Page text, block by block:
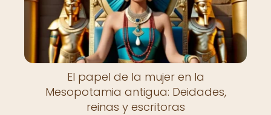
El papel de la mujer en la
Mesopotamia antigua: Deidades,
reinas y escritoras